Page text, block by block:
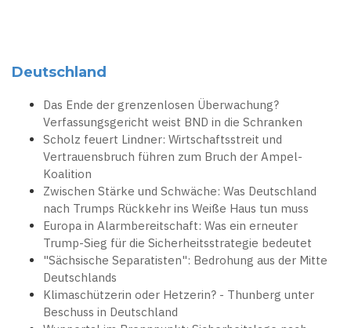
Deutschland
Das Ende der grenzenlosen Überwachung?
Verfassungsgericht weist BND in die Schranken
Scholz feuert Lindner: Wirtschaftsstreit und
Vertrauensbruch führen zum Bruch der Ampel-
Koalition
Zwischen Stärke und Schwäche: Was Deutschland
nach Trumps Rückkehr ins Weiße Haus tun muss
Europa in Alarmbereitschaft: Was ein erneuter
Trump-Sieg für die Sicherheitsstrategie bedeutet
"Sächsische Separatisten": Bedrohung aus der Mitte
Deutschlands
Klimaschützerin oder Hetzerin? - Thunberg unter
Beschuss in Deutschland